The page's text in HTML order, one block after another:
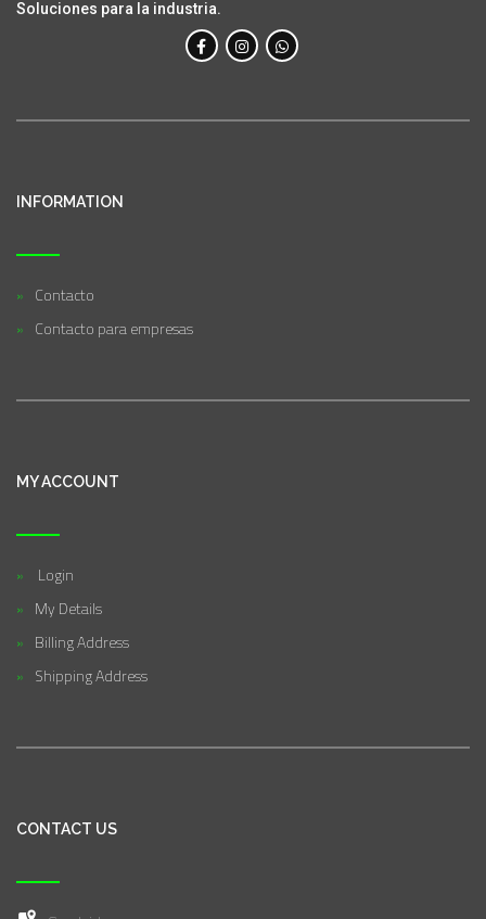
Soluciones para la industria.
INFORMATION
Contacto
Contacto para empresas
MY ACCOUNT
Login
My Details
Billing Address
Shipping Address
CONTACT US